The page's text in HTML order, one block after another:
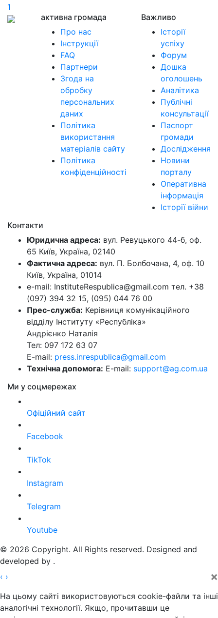
1
активна громада
Про нас
Інструкції
FAQ
Партнери
Згода на
обробку
персональних
даних
Політика
використання
матеріалів сайту
Політика
конфіденційності
Важливо
Історії
успіху
Форум
Дошка
оголошень
Аналітика
Публічні
консультації
Паспорт
громади
Дослідження
Новини
порталу
Оперативна
інформація
Історії війни
Контакти
Юридична адреса: вул. Ревуцького 44-б, оф.
65 Київ, Україна, 02140
Фактична адреса: вул. П. Болбочана, 4, оф. 10
Київ, Україна, 01014
e-mail: InstituteRespublica@gmail.com тел. +38
(097) 394 32 15, (095) 044 76 00
Прес-служба: Керівниця комунікаційного
відділу Інституту «Республіка»
Андрієнко Наталія
Тел: 097 172 63 07
E-mail: press.inrespublica@gmail.com
Технічна допомога: E-mail: support@ag.com.ua
Ми у соцмережах
Офіційний сайт
Facebook
TikTok
Instagram
Telegram
Youtube
© 2026 Copyright. All Rights reserved. Designed and
developed by .
‹ › ×
На цьому сайті використовуються cookie-файли та інші
аналогічні технології. Якщо, прочитавши це